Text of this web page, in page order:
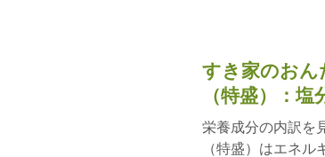
すき家のおん
（特盛）：
栄養成分の内訳を
（特盛）はエネ